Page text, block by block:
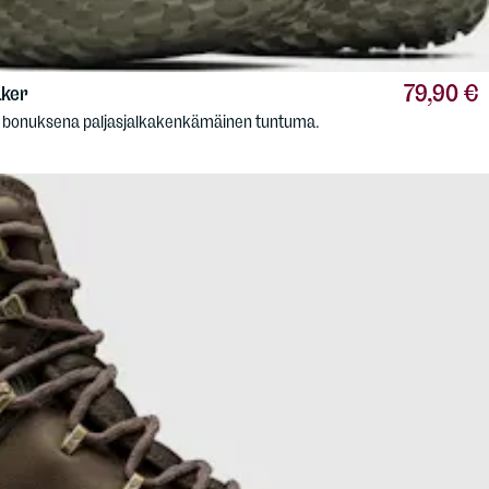
79,90 €
paljasjalkakenkämäinen tuntuma.